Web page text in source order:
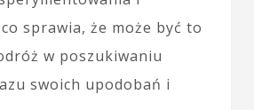
sprawia, że może być to
w poszukiwaniu
swoich upodobań i